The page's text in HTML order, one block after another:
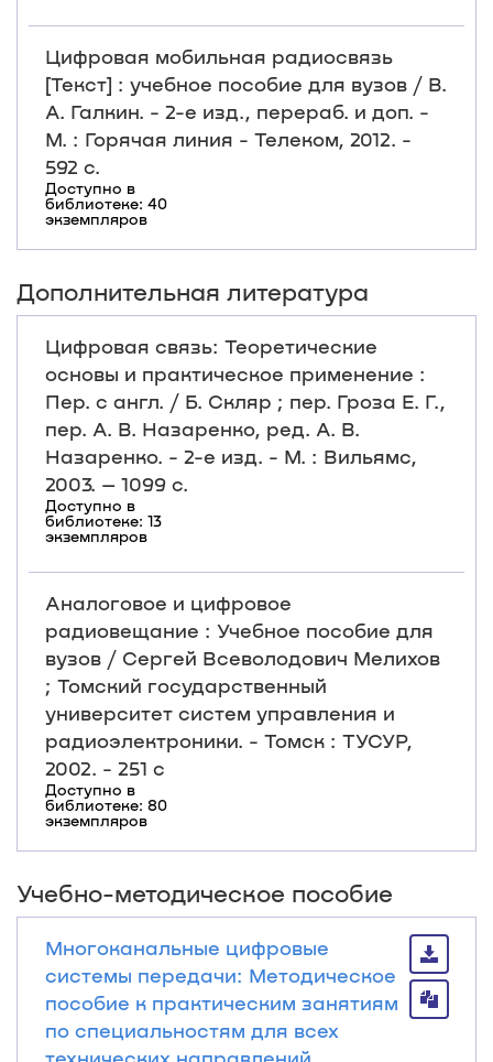
Цифровая мобильная радиосвязь
[Текст] : учебное пособие для вузов / В.
А. Галкин. - 2-е изд., перераб. и доп. -
М. : Горячая линия - Телеком, 2012. -
592 с.
Доступно в
библиотеке: 40
экземпляров
Дополнительная литература
Цифровая связь: Теоретические
основы и практическое применение :
Пер. с англ. / Б. Скляр ; пер. Гроза Е. Г.,
пер. А. В. Назаренко, ред. А. В.
Назаренко. - 2-е изд. - М. : Вильямс,
2003. – 1099 c.
Доступно в
библиотеке: 13
экземпляров
Аналоговое и цифровое
радиовещание : Учебное пособие для
вузов / Сергей Всеволодович Мелихов
; Томский государственный
университет систем управления и
радиоэлектроники. - Томск : ТУСУР,
2002. - 251 с
Доступно в
библиотеке: 80
экземпляров
Учебно-методическое пособие
Многоканальные цифровые
системы передачи: Методическое
пособие к практическим занятиям
по специальностям для всех